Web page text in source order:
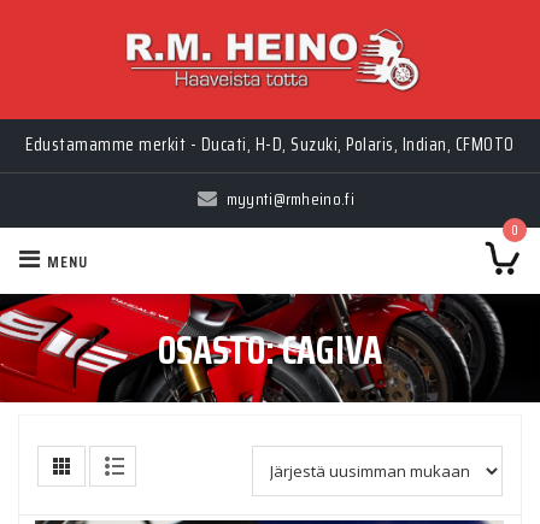
Edustamamme merkit - Ducati, H-D, Suzuki, Polaris, Indian, CFMOTO
myynti@rmheino.fi
0
MENU
OSASTO:CAGIVA